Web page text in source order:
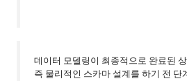
데이터 모델링이 최종적으로 완료된
즉 물리적인 스카마 설계를 하기 전 단